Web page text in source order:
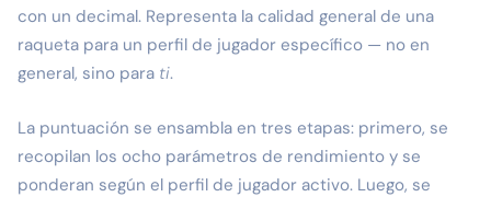
con un decimal. Representa la calidad general de una
raqueta para un perfil de jugador específico — no en
general, sino para ti.
La puntuación se ensambla en tres etapas: primero, se
recopilan los ocho parámetros de rendimiento y se
ponderan según el perfil de jugador activo. Luego, se